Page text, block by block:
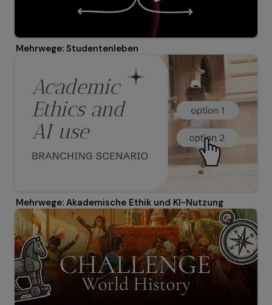
Mehrwege: Studentenleben
Mehrwege: Akademische Ethik und KI-Nutzung